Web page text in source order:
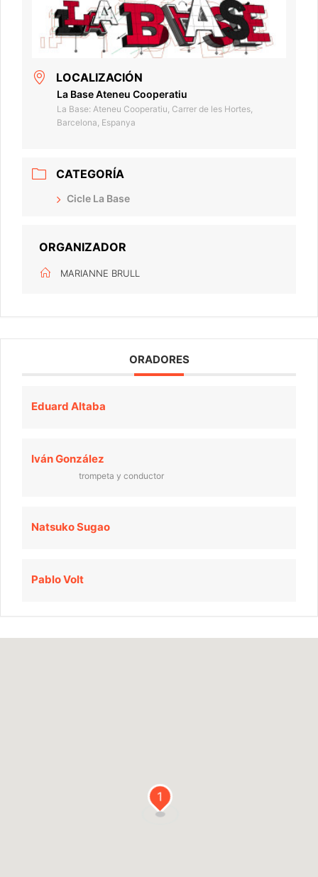
LOCALIZACIÓN
La Base Ateneu Cooperatiu
La Base: Ateneu Cooperatiu, Carrer de les Hortes,
Barcelona, Espanya
CATEGORÍA
Cicle La Base
ORGANIZADOR
MARIANNE BRULL
ORADORES
Eduard Altaba
Iván González
trompeta y conductor
Natsuko Sugao
Pablo Volt
1